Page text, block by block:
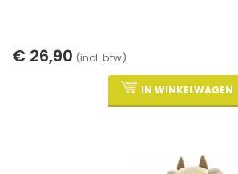
€ 26,90 (incl. btw)
IN WINKELWAGEN